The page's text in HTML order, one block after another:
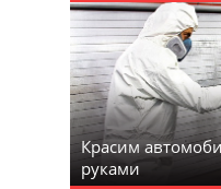
Красим
руками